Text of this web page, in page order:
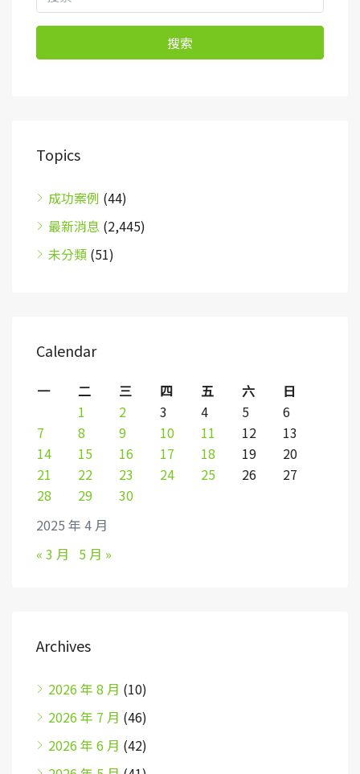
搜索
Topics
成功案例 (44)
最新消息 (2,445)
未分類 (51)
Calendar
2025 年 4 月
一 二 三 四 五 六
日
1
2 3 4 5
6
7
8 9 10 11 12
13
14
15 16 17 18 19
20
21
22 23 24 25 26
27
28
29 30
« 3 月 5 月 »
Archives
2026 年 8 月 (10)
2026 年 7 月 (46)
2026 年 6 月 (42)